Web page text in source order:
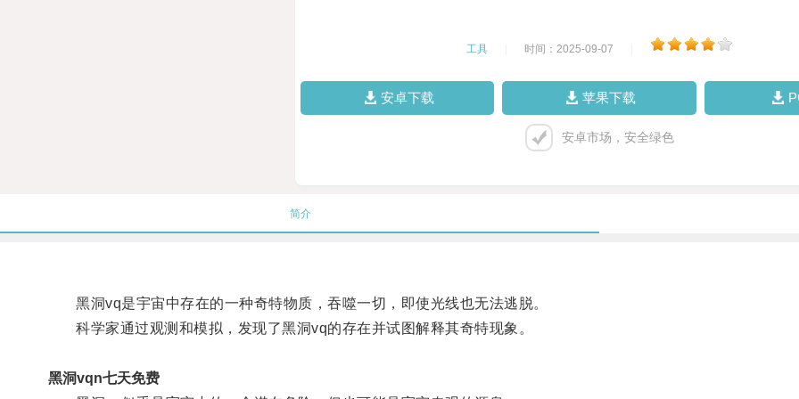
工具 时间：2025-09-07
安卓下载 苹果下载
安卓市场，安全绿色
简介
黑洞vq是宇宙中存在的一种奇特物质，吞噬一切，即使光线也无法逃脱。
科学家通过观测和模拟，发现了黑洞vq的存在并试图解释其奇特现象。
黑洞vqn七天免费